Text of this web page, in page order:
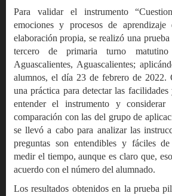
Para validar el instrumento
emociones y procesos de
elaboración propia, se realizó una
tercero de primaria turno
Aguascalientes, Aguascalientes;
alumnos, el día 23 de febrero de
una práctica para detectar las
entender el instrumento y considerar
comparación con las del grupo de
se llevó a cabo para analizar las
preguntas son entendibles y fáciles
medir el tiempo, aunque es claro que,
acuerdo con el número del alumnado.
Los resultados obtenidos en la prueba